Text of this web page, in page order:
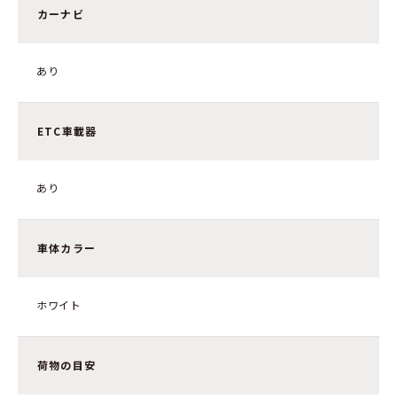
カーナビ
あり
ETC車載器
あり
車体カラー
ホワイト
荷物の目安